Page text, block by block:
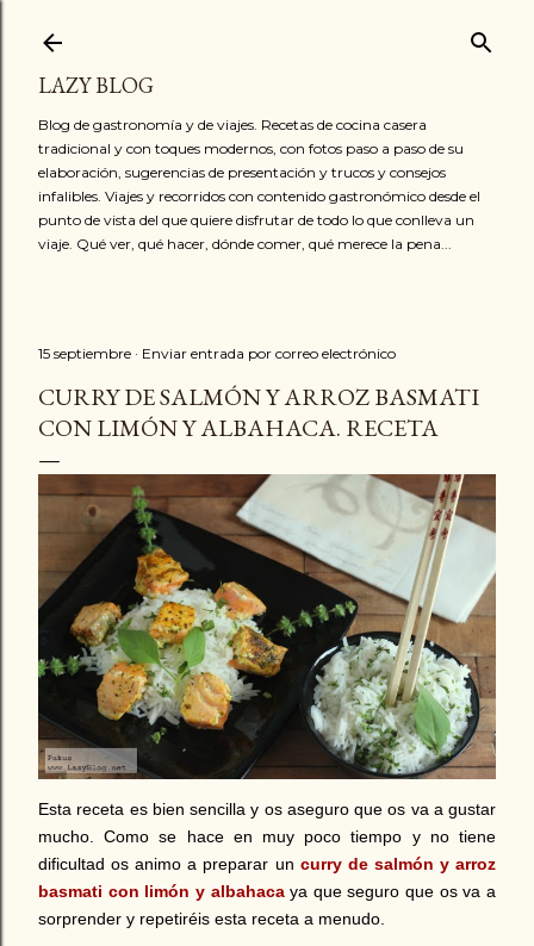
LAZY BLOG
Blog de gastronomía y de viajes. Recetas de cocina casera
tradicional y con toques modernos, con fotos paso a paso de su
elaboración, sugerencias de presentación y trucos y consejos
infalibles. Viajes y recorridos con contenido gastronómico desde el
punto de vista del que quiere disfrutar de todo lo que conlleva un
viaje. Qué ver, qué hacer, dónde comer, qué merece la pena...
15 septiembre Enviar entrada por correo electrónico
CURRY DE SALMÓN Y ARROZ BASMATI
CON LIMÓN Y ALBAHACA. RECETA
Esta receta es bien sencilla y os aseguro que os va a gustar
mucho. Como se hace en muy poco tiempo y no tiene
dificultad os animo a preparar un curry de salmón y arroz
basmati con limón y albahacaya que seguro que os va a
sorprender y repetiréis esta receta a menudo.